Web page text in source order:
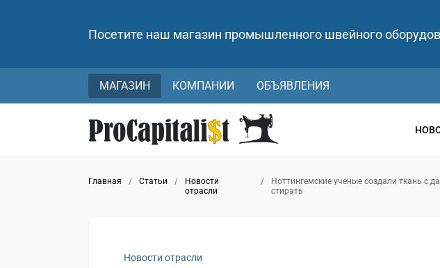
Посетите наш магазин промышленного швейного
МАГАЗИН КОМПАНИИ ОБЪЯВЛЕНИЯ
Главная / Статьи /
Новости
отрасли
/
Ноттингемские ученые создали ткань с
стирать
Новости отрасли